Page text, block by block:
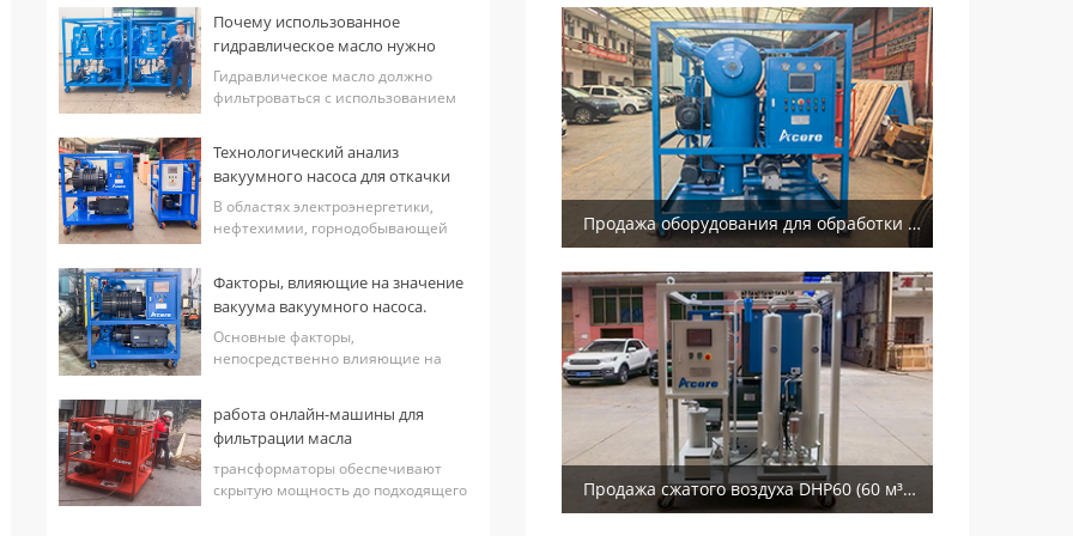
Почему использованное
гидравлическое масло нужно
фильтровать с помощью машины
для фильтрации масла
Гидравлическое масло должно
фильтроваться с использованием
том, что гидравлическая система
представляет собой точный
замкнутый контур, и заг...
Технологический анализ
вакуумного насоса для откачки
воздуха из трансформаторов.
В областях электроэнергетики,
нефтехимии, горнодобывающей
оборудование, обеспечивающее
эффективное протекание основных
процессов, таких как впр...
Факторы, влияющие на значение
вакуума вакуумного насоса.
Основные факторы,
непосредственно влияющие на
следующие аспекты: Утечки из
системы Утечки являются основным
фактором, ограничивающим
максимальный ва...
работа онлайн-машины для
фильтрации масла
трансформаторов под
напряжением
трансформаторы обеспечивают
скрытую мощность до подходящего
Продажа оборудования для обработки трансформаторного масла DVTP200 (12000 л/ч) в Конго.
Продажа сжатого воздуха DHP60 (60 м³/ч) в Египет и Северную Африку.